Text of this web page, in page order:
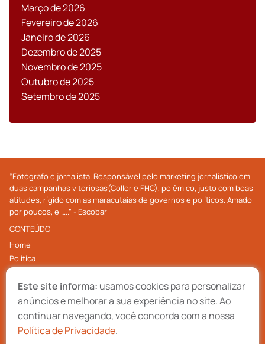
Março de 2026
Fevereiro de 2026
Janeiro de 2026
Dezembro de 2025
Novembro de 2025
Outubro de 2025
Setembro de 2025
”Fotógrafo e jornalista. Responsável pelo marketing jornalistico em
duas campanhas vitoriosas(Collor e FHC), polêmico, justo com boas
atitudes, rígido com as maracutaias de governos e políticos. Amado
por poucos, e …..” - Escobar
CONTEÚDO
Home
Politica
Economia
Internacional
Cultura
Contato
ACOMPANHE NAS REDES
Este site informa: usamos cookies para personalizar
anúncios e melhorar a sua experiência no site. Ao
continuar navegando, você concorda com a nossa
Política de Privacidade.